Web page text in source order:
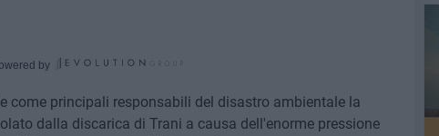
by
come principali responsabili del disastro ambientale la
dalla discarica di Trani a causa dell'enorme pressione